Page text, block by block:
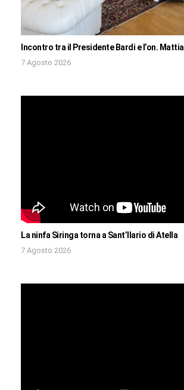
Incontro tra il Presidente Bardi e l’on. Mattia
7 Agosto 2026
La ninfa Siringa torna a Sant’Ilario di Atella
7 Agosto 2026